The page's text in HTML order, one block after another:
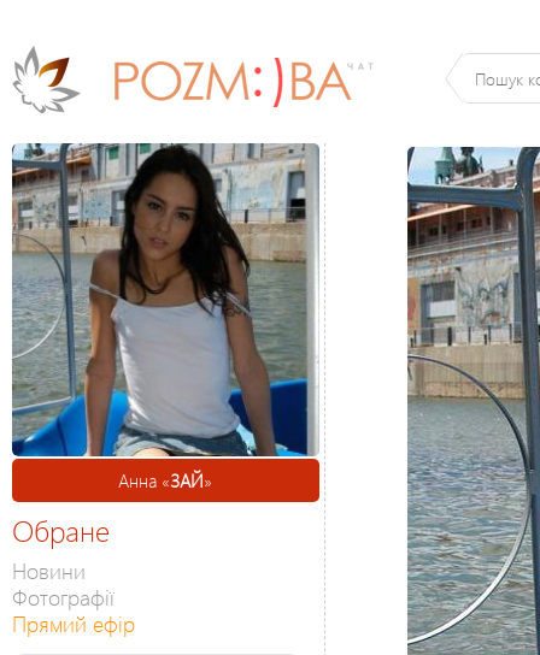
Анна «ЗАЙ»
Обране
Новини
Фотографії
Прямий ефір